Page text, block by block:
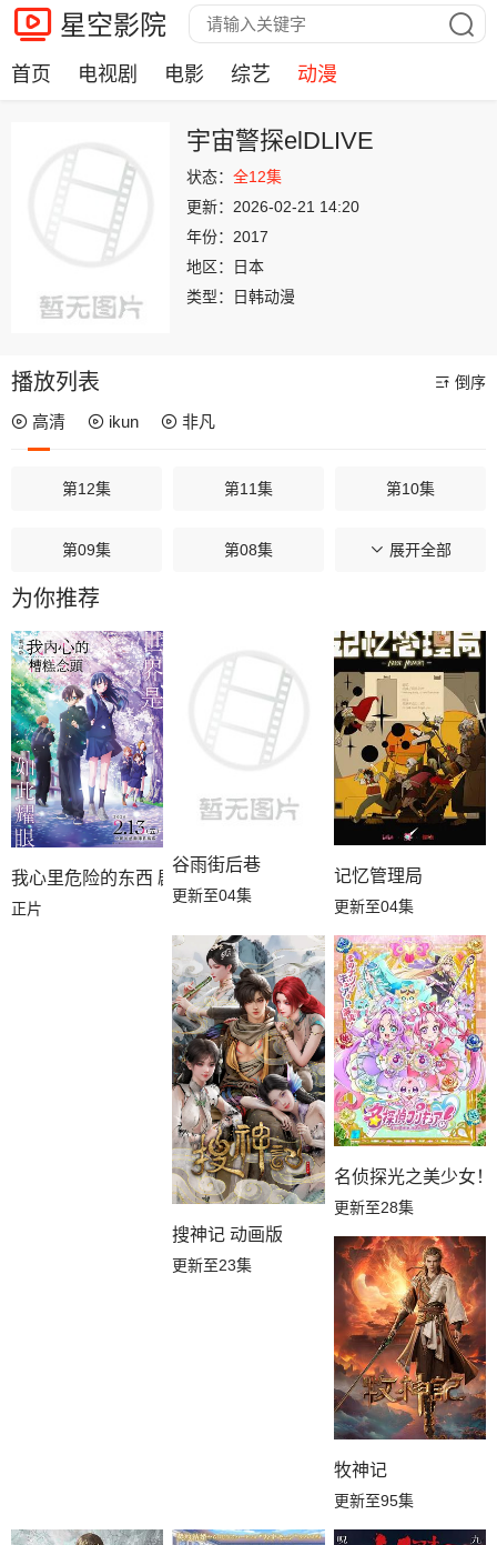
星空影院
首页 电视剧 电影 综艺 动漫
宇宙警探elDLIVE
状态： 全12集
更新： 2026-02-21 14:20
年份： 2017
地区：
日本
类型：
日韩动漫
播放列表 倒序
高清 ikun 非凡
第12集 第11集 第10集
第09集 第08集 第07集
第06集
第03集 第01集
展开全部
为你推荐
我心里危险的东西 剧场版
正片
谷雨街后巷
更新至04集
记忆管理局
更新至04集
搜神记 动画版
更新至23集
名侦探光之美少女！
更新至28集
牧神记
更新至95集